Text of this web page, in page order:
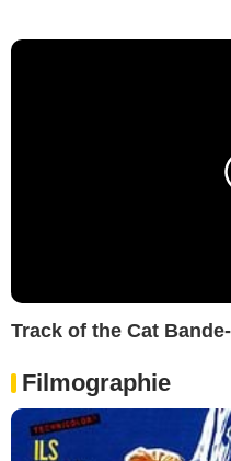
Track of the Cat
Filmographie